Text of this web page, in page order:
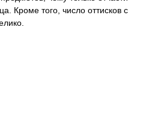
Кроме того, число оттисков с